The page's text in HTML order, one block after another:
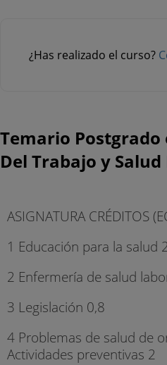
¿Has realizado el curso?
Temario Postgrado
Del Trabajo y
ASIGNATURA CRÉDITOS
1 Educación para la salud
2 Enfermería de salud
3 Legislación 0,8
4 Problemas de salud de
Actividades preventivas 2